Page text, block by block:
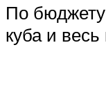
По бюджету
куба и